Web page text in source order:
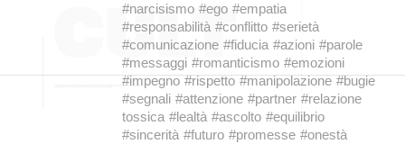
#narcisismo #ego #empatia
#responsabilità #conflitto #serietà
#comunicazione #fiducia #azioni #parole
#messaggi #romanticismo #emozioni
#impegno #rispetto #manipolazione #bugie
#segnali #attenzione #partner #relazione
tossica #lealtà #ascolto #equilibrio
#sincerità #futuro #promesse #onestà